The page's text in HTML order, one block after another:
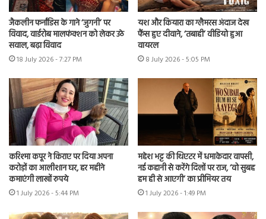
जैकलीन फर्नांडिस के गाने ‘जुगनी’ पर
विवाद, वार्डरोब मालफंक्शन को लेकर उठे
सवाल, बढ़ा विवाद
18 July 2026 - 7:27 PM
यश और कियारा का ग्लैमरस अंदाज देख
फैंस हुए दीवाने, ‘तबाही’ वीडियो हुआ
वायरल
8 July 2026 - 5:05 PM
करिश्मा कपूर ने किराए पर दिया अपना
करोड़ों का आलीशान घर, हर महीने
कमाएंगी लाखों रुपये
1 July 2026 - 5:44 PM
महेश भट्ट की थिएटर में धमाकेदार वापसी,
नई कहानी से करेंगे दिलों पर राज, ‘वो सुबह
हम ही से आएगी’ का प्रीमियर तय
1 July 2026 - 1:49 PM